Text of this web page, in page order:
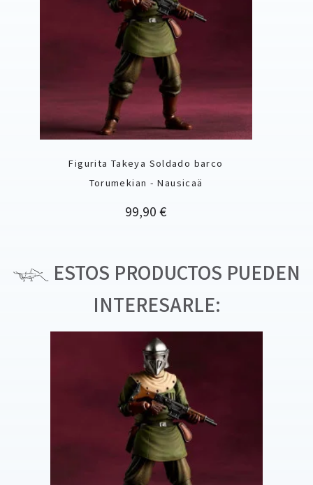
Figurita Takeya Soldado barco
Torumekian - Nausicaä
Precio
99,90 €
ESTOS PRODUCTOS PUEDEN
INTERESARLE: